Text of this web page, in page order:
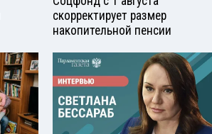
скорректирует размер
накопительной пенсии